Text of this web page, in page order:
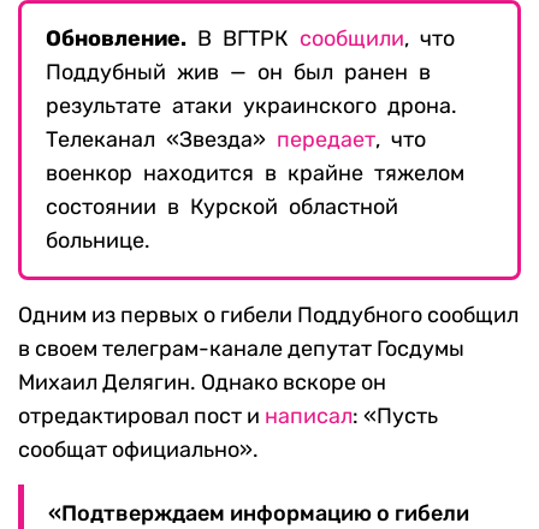
Обновление. В ВГТРК сообщили, что
Поддубный жив — он был ранен в
результате атаки украинского дрона.
Телеканал «Звезда» передает, что
военкор находится в крайне тяжелом
состоянии в Курской областной
больнице.
Одним из первых о гибели Поддубного сообщил
в своем телеграм-канале депутат Госдумы
Михаил Делягин. Однако вскоре он
отредактировал пост и написал: «Пусть
сообщат официально».
«Подтверждаем информацию о гибели